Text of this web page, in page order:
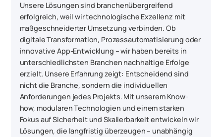
Unsere Lösungen sind branchenübergreifend
erfolgreich, weil wir technologische Exzellenz mit
maßgeschneiderter Umsetzung verbinden. Ob
digitale Transformation, Prozessautomatisierung oder
innovative App-Entwicklung – wir haben bereits in
unterschiedlichsten Branchen nachhaltige Erfolge
erzielt. Unsere Erfahrung zeigt: Entscheidend sind
nicht die Branche, sondern die individuellen
Anforderungen jedes Projekts. Mit unserem Know-
how, modularen Technologien und einem starken
Fokus auf Sicherheit und Skalierbarkeit entwickeln wir
Lösungen, die langfristig überzeugen – unabhängig